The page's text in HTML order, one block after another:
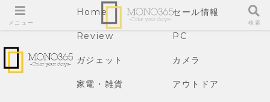
Home セール情報
Review PC
ガジェット カメラ
家電・雑貨 アウトドア
メニュー 検索